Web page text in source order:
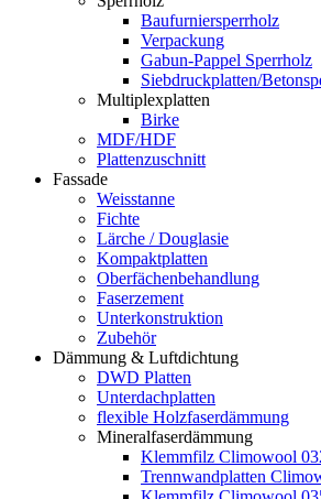
Baufurniersperrholz
Verpackung
Gabun-Pappel Sperrholz
Siebdruckplatten/
Multiplexplatten
Birke
MDF/HDF
Plattenzuschnitt
Fassade
Weisstanne
Fichte
Lärche / Douglasie
Kompaktplatten
Oberfächenbehandlung
Faserzement
Unterkonstruktion
Zubehör
Dämmung & Luftdichtung
DWD Platten
Unterdachplatten
flexible Holzfaserdämmung
Mineralfaserdämmung
Klemmfilz Climowool
Trennwandplatten